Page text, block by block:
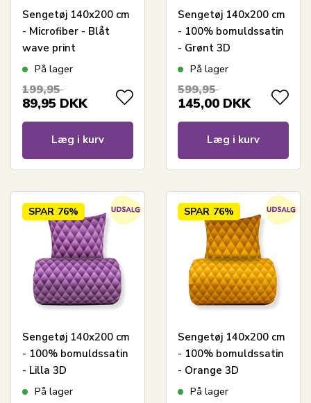
Sengetøj 140x200 cm
- Microfiber - Blåt
wave print
På lager
199,95
89,95 DKK
Læg i kurv
Sengetøj 140x200 cm
- 100% bomuldssatin
- Grønt 3D
harlekinmønster
På lager
599,95
145,00 DKK
Læg i kurv
SPAR 76%
Sengetøj 140x200 cm
- 100% bomuldssatin
- Lilla 3D
harlekinmønster
På lager
SPAR 76%
Sengetøj 140x200 cm
- 100% bomuldssatin
- Orange 3D
harlekinmønster
På lager